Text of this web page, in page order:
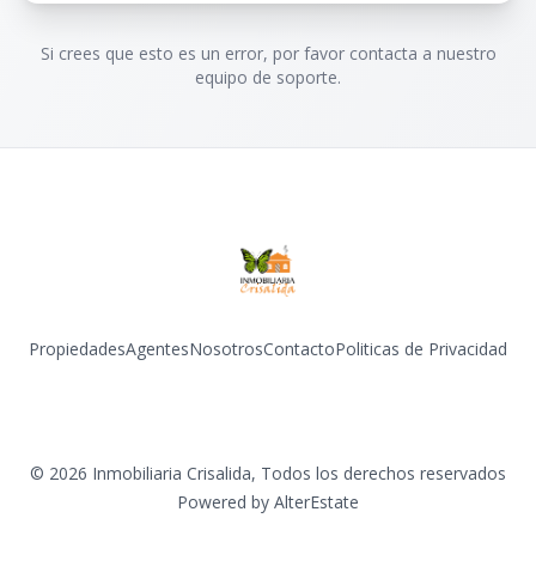
Si crees que esto es un error, por favor contacta a nuestro
equipo de soporte.
PropiedadesAgentesNosotrosContactoPoliticas de Privacidad
© 2026 Inmobiliaria Crisalida, Todos los derechos reservados
Powered by AlterEstate